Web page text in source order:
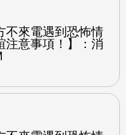
不來電遇到恐怖情
注意事項！】：消